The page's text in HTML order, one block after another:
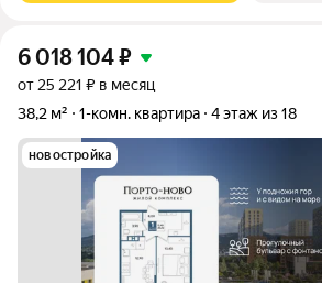
6 018 104₽
от 25 221 ₽ в месяц
38,2 м²
1-комн. квартира 4 этаж из 18
новостройка